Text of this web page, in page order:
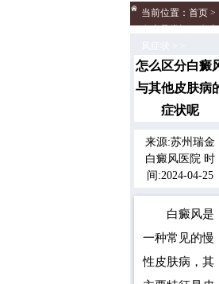
当前位置：首页 >
白癜风常识>白癜
怎么区分白癜
与其他皮肤病
症状呢
来源:苏州瑞金
白癜风医院 时
间:2024-04-25
白癜风是
一种常见的慢
性皮肤病，其